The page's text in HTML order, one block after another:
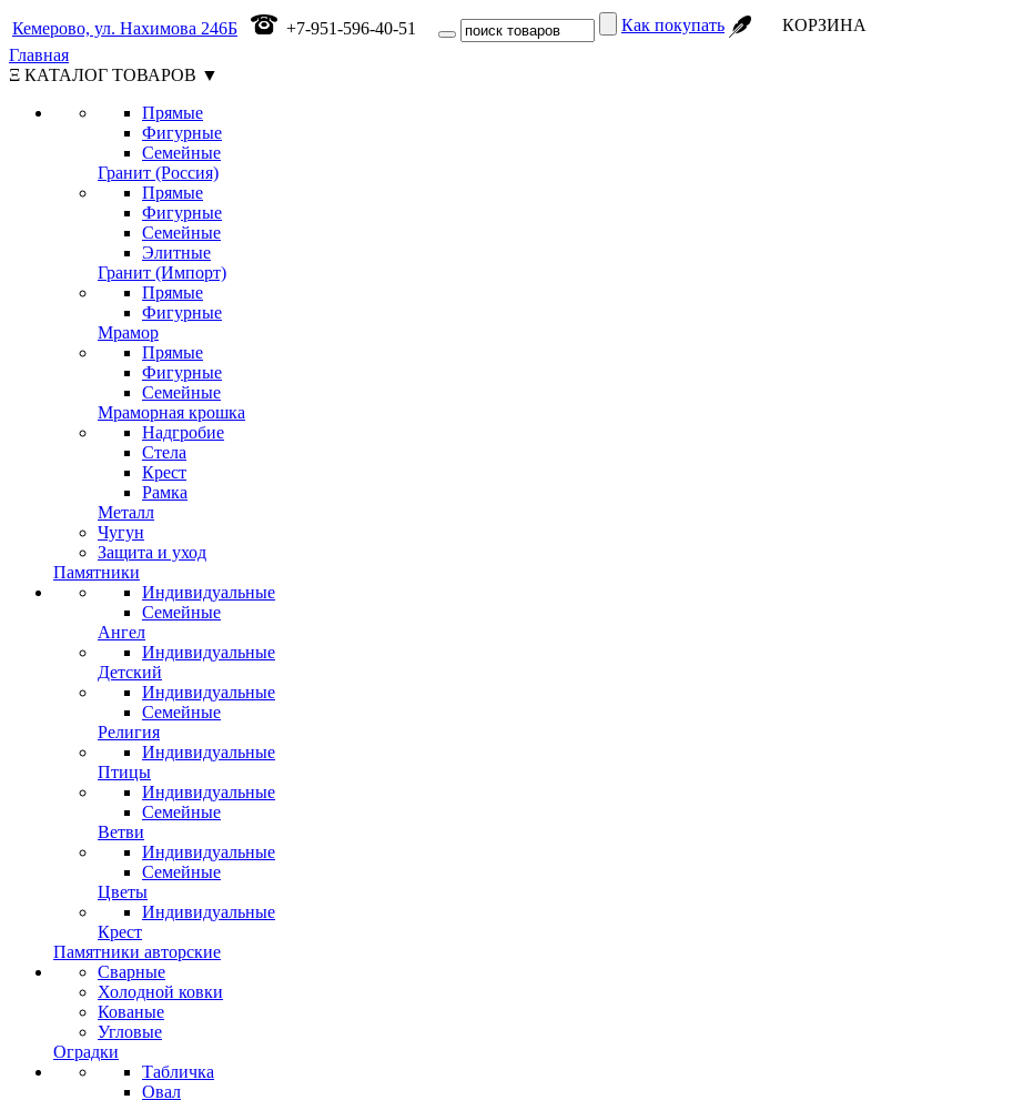
Кемерово, ул. Нахимова 246Б +7-951-596-40-51 Как покупать
КОРЗИНА
Главная
Ξ КАТАЛОГ ТОВАРОВ ▼
Прямые
Фигурные
Семейные
Гранит (Россия)
Прямые
Фигурные
Семейные
Элитные
Гранит (Импорт)
Прямые
Фигурные
Мрамор
Прямые
Фигурные
Семейные
Мраморная крошка
Надгробие
Стела
Крест
Рамка
Металл
Чугун
Защита и уход
Памятники
Индивидуальные
Семейные
Ангел
Индивидуальные
Детский
Индивидуальные
Семейные
Религия
Индивидуальные
Птицы
Индивидуальные
Семейные
Ветви
Индивидуальные
Семейные
Цветы
Индивидуальные
Крест
Памятники авторские
Сварные
Холодной ковки
Кованые
Угловые
Оградки
Табличка
Овал